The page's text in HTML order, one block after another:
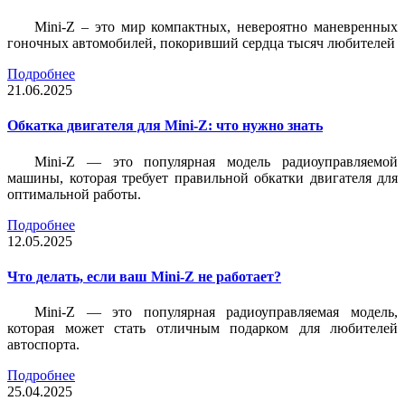
Mini-Z – это мир компактных, невероятно маневренных
гоночных автомобилей, покоривший сердца тысяч любителей
Подробнее
21.06.2025
Обкатка двигателя для Mini-Z: что нужно знать
Mini-Z — это популярная модель радиоуправляемой
машины, которая требует правильной обкатки двигателя для
оптимальной работы.
Подробнее
12.05.2025
Что делать, если ваш Mini-Z не работает?
Mini-Z — это популярная радиоуправляемая модель,
которая может стать отличным подарком для любителей
автоспорта.
Подробнее
25.04.2025